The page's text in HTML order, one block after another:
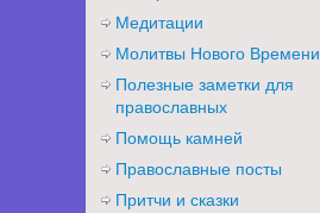
Медитации
Молитвы Нового Времени
Полезные заметки для
православных
Помощь камней
Православные посты
Притчи и сказки